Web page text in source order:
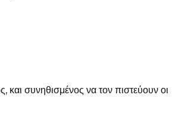
συνηθισμένος να τον πιστεύουν οι